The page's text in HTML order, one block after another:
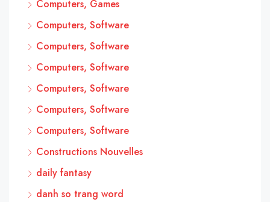
Computers, Games
Computers, Software
Computers, Software
Computers, Software
Computers, Software
Computers, Software
Computers, Software
Constructions Nouvelles
daily fantasy
danh so trang word